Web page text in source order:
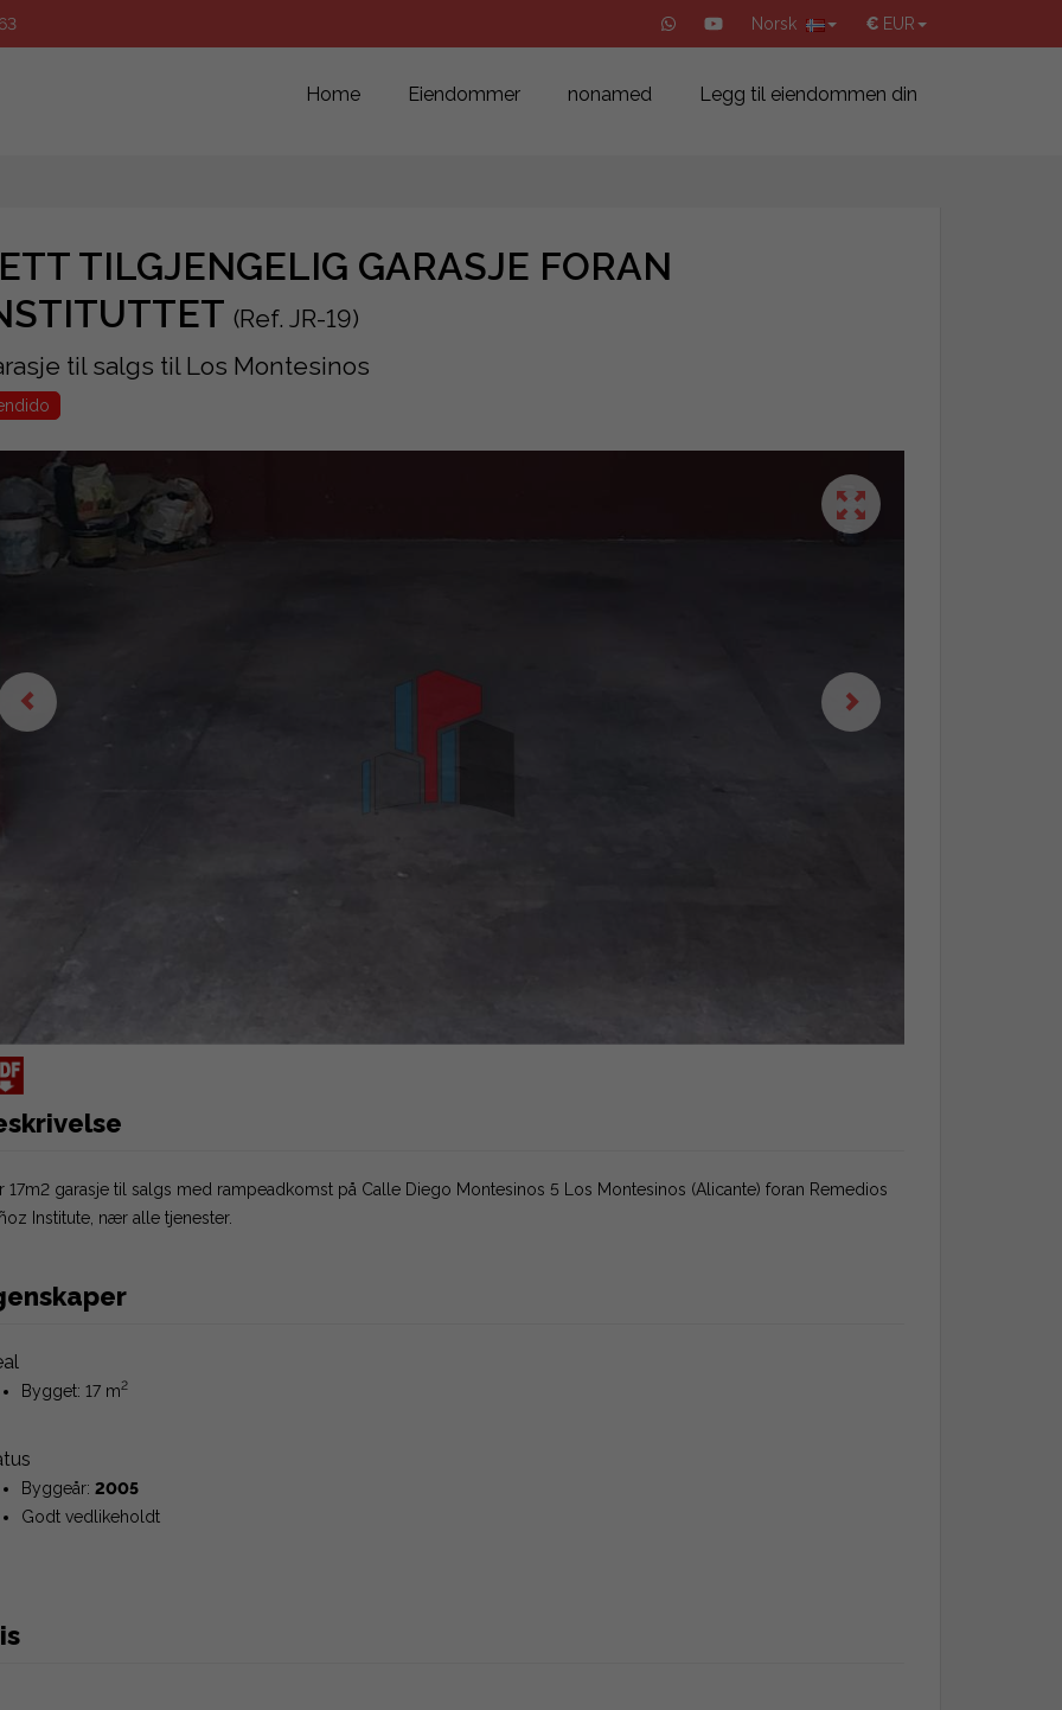
€ EUR
Norsk
Home Eiendommer nonamed Legg til eiendommen din
TILGJENGELIG GARASJE FORAN
(Ref. JR-19)
til salgs til Los Montesinos
17m2 garasje til salgs med rampeadkomst på Calle Diego Montesinos 5 Los Montesinos (Alicante) foran Remedios
Institute, nær alle tjenester.
Bygget: 17 m2
Byggeår: 2005
Godt vedlikeholdt